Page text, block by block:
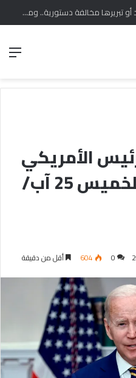
وزير العدل: إنكار جرائم النظام البائد أو تبريرها مخالفة دستورية.. ومشروع قانون خاص إلى مجلس الشعب
الأمريكي
جو بايدن مساء الخميس 25 آب/
0
604 أقل من دقيقة